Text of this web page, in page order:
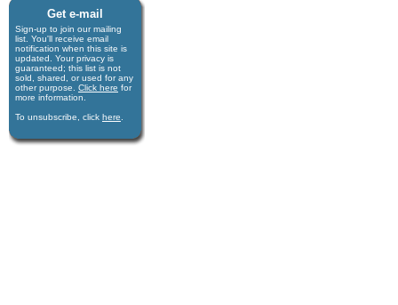
Get e-mail
Sign-up to join our mail­ing
list. You'll receive e­mail
notification when this site is
updated. Your privacy is
guaran­teed; this list is not
sold, shared, or used for any
other purpose. Click here for
more infor­mation.
To unsubscribe, click here